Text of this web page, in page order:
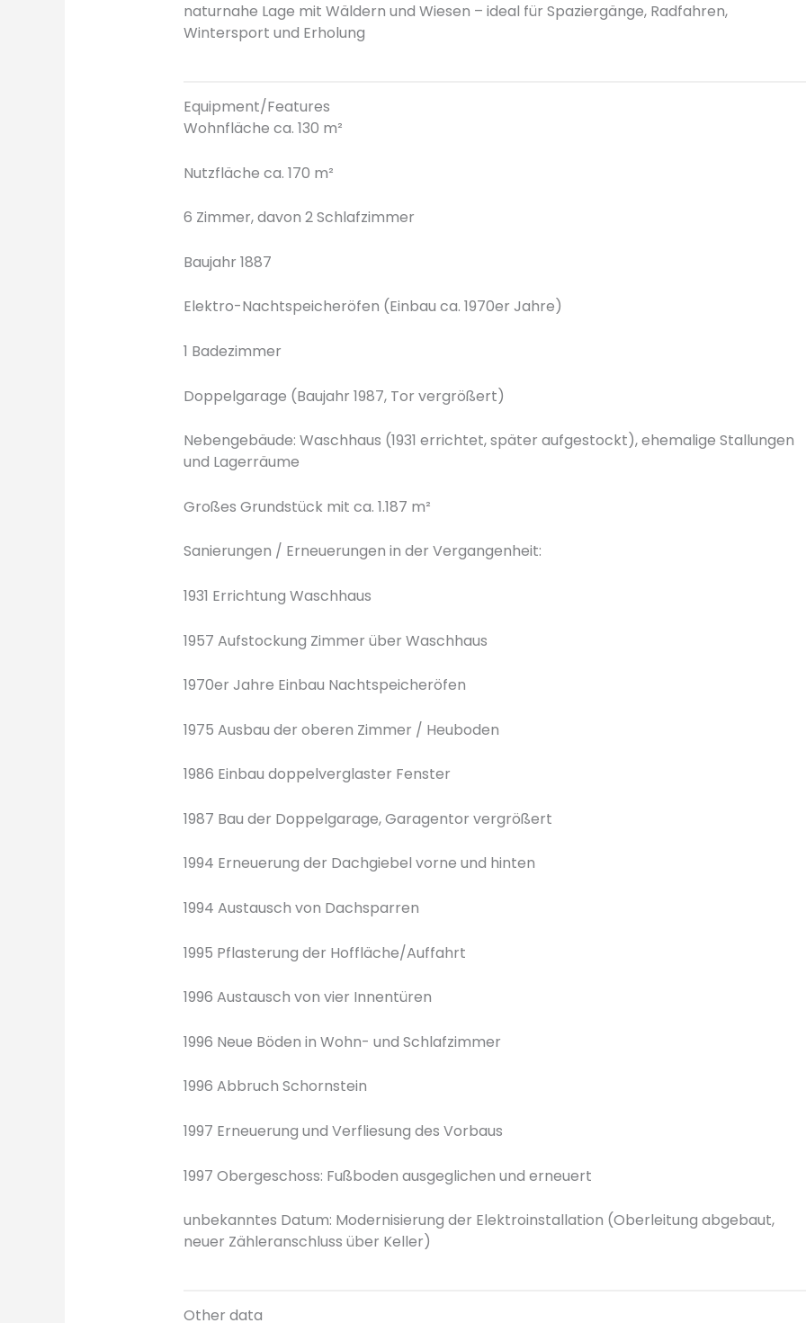
naturnahe Lage mit Wäldern und Wiesen – ideal für Spaziergänge, Radfahren,
Wintersport und Erholung
Equipment/Features
Wohnfläche ca. 130 m²
Nutzfläche ca. 170 m²
6 Zimmer, davon 2 Schlafzimmer
Baujahr 1887
Elektro-Nachtspeicheröfen (Einbau ca. 1970er Jahre)
1 Badezimmer
Doppelgarage (Baujahr 1987, Tor vergrößert)
Nebengebäude: Waschhaus (1931 errichtet, später aufgestockt), ehemalige Stallungen
und Lagerräume
Großes Grundstück mit ca. 1.187 m²
Sanierungen / Erneuerungen in der Vergangenheit:
1931 Errichtung Waschhaus
1957 Aufstockung Zimmer über Waschhaus
1970er Jahre Einbau Nachtspeicheröfen
1975 Ausbau der oberen Zimmer / Heuboden
1986 Einbau doppelverglaster Fenster
1987 Bau der Doppelgarage, Garagentor vergrößert
1994 Erneuerung der Dachgiebel vorne und hinten
1994 Austausch von Dachsparren
1995 Pflasterung der Hoffläche/Auffahrt
1996 Austausch von vier Innentüren
1996 Neue Böden in Wohn- und Schlafzimmer
1996 Abbruch Schornstein
1997 Erneuerung und Verfliesung des Vorbaus
1997 Obergeschoss: Fußboden ausgeglichen und erneuert
unbekanntes Datum: Modernisierung der Elektroinstallation (Oberleitung abgebaut,
neuer Zähleranschluss über Keller)
Other data